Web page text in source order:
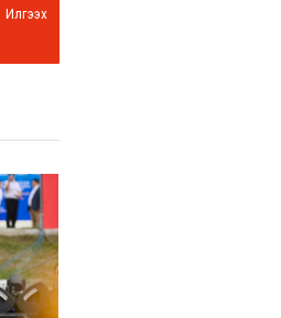
Илгээх